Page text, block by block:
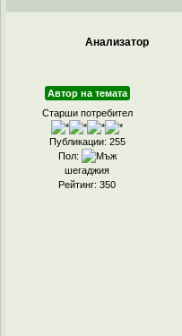
Анализатор
Автор на темата
Старши потребител
Публикации: 255
Пол:
шегаджия
Рейтинг: 350